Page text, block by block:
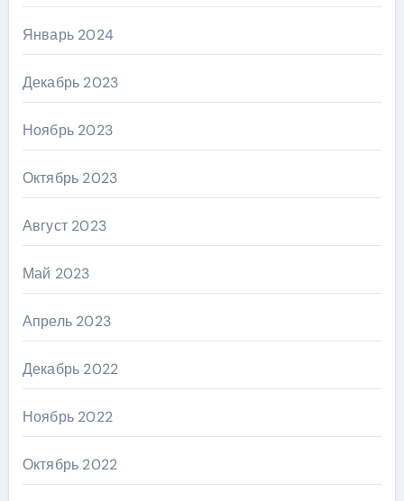
Январь 2024
Декабрь 2023
Ноябрь 2023
Октябрь 2023
Август 2023
Май 2023
Апрель 2023
Декабрь 2022
Ноябрь 2022
Октябрь 2022